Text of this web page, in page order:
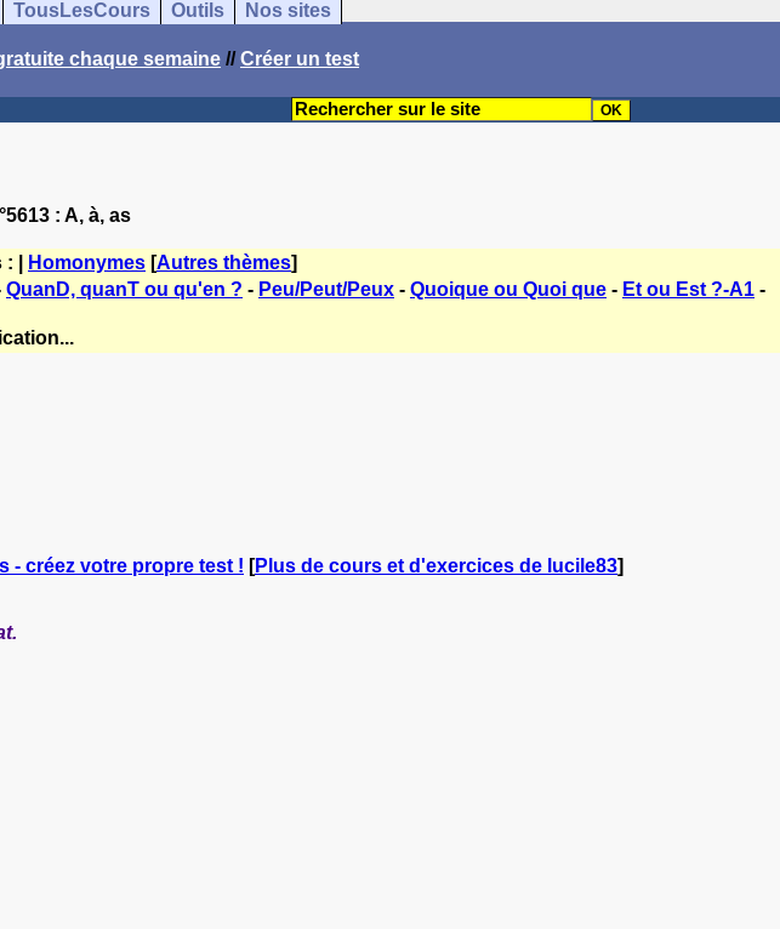
TousLesCours Outils Nos sites
chaque semaine //Créer un test
: A, à, as
| Homonymes [Autres thèmes]
QuanD, quanT ou qu'en ? - Peu/Peut/Peux - Quoique ou Quoi que - Et ou Est ?-A1 -
- créez votre propre test ! [Plus de cours et d'exercices de lucile83]